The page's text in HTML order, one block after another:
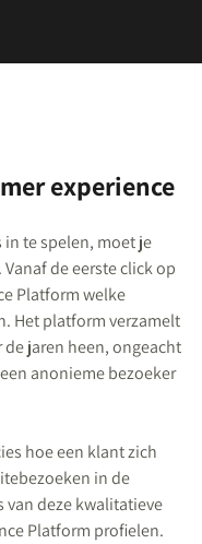
experience
te spelen, moet je
de eerste click op
Platform welke
Het platform verzamelt
jaren heen, ongeacht
anonieme bezoeker
hoe een klant zich
in de
van deze kwalitatieve
Platform profielen.